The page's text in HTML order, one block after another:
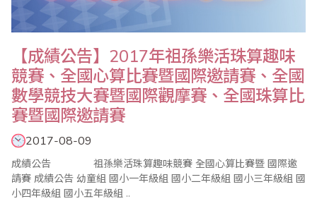
【成績公告】2017年祖孫樂活珠算趣味
競賽、全國心算比賽暨國際邀請賽、全國
數學競技大賽暨國際觀摩賽、全國珠算比
賽暨國際邀請賽
2017-08-09
成績公告 祖孫樂活珠算趣味競賽 全國心算比賽暨 國際邀
請賽 成績公告 幼童組 國小一年級組 國小二年級組 國小三年級組 國
小四年級組 國小五年級組 ..